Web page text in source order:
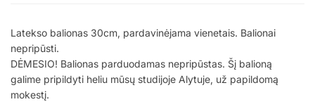
Latekso balionas 30cm, pardavinėjama vienetais. Balionai
nepripūsti.
DĖMESIO! Balionas parduodamas nepripūstas. Šį balioną
galime pripildyti heliu mūsų studijoje Alytuje, už papildomą
mokestį.